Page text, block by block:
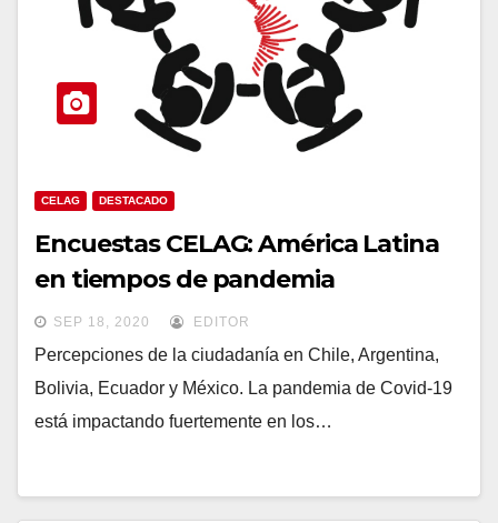
CELAG DESTACADO
Encuestas CELAG: América Latina
en tiempos de pandemia
SEP 18, 2020 EDITOR
Percepciones de la ciudadanía en Chile, Argentina,
Bolivia, Ecuador y México. La pandemia de Covid-19
está impactando fuertemente en los…